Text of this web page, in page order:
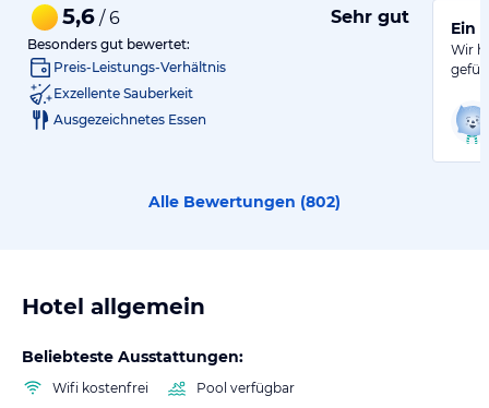
5,6 / 6 Sehr gut
Besonders gut bewertet:
Preis-Leistungs-Verhältnis
Exzellente Sauberkeit
Ausgezeichnetes Essen
Ein
Wir
Alle Bewertungen (802)
Hotel allgemein
Beliebteste Ausstattungen:
Wifi kostenfrei
Pool verfügbar